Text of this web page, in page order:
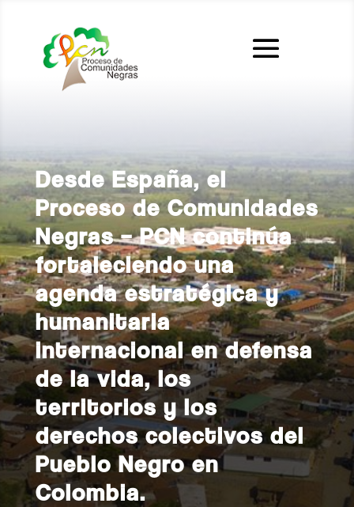
Desde España, el
Proceso de Comunidades
Negras – PCN continúa
fortaleciendo una
agenda estratégica y
humanitaria
internacional en defensa
de la vida, los
territorios y los
derechos colectivos del
Pueblo Negro en
Colombia.